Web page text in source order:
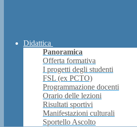
Didattica
Panoramica
Offerta formativa
I progetti degli studenti
FSL (ex PCTO)
Programmazione docenti
Orario delle lezioni
Risultati sportivi
Manifestazioni culturali
Sportello Ascolto